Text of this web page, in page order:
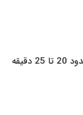
بله، می توانید آن را در فر با دمای 180 درجه حدود 20 تا 25 دقیقه